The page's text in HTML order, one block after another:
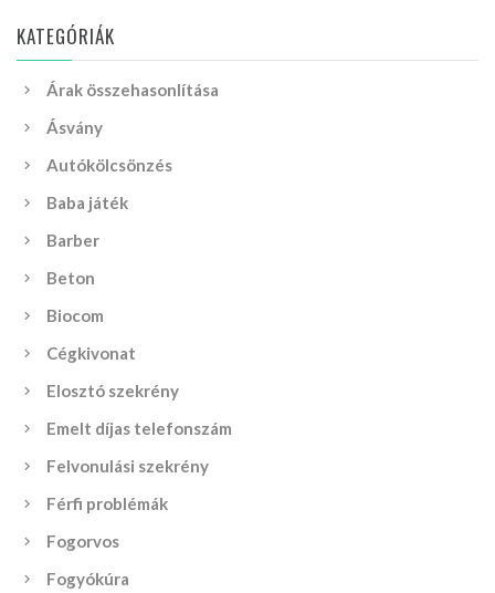
KATEGÓRIÁK
Árak összehasonlítása
Ásvány
Autókölcsönzés
Baba játék
Barber
Beton
Biocom
Cégkivonat
Elosztó szekrény
Emelt díjas telefonszám
Felvonulási szekrény
Férfi problémák
Fogorvos
Fogyókúra